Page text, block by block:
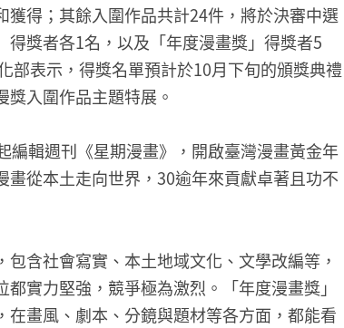
得；其餘入圍作品共計24件，將於決審中選
獎者各1名，以及「年度漫畫獎」得獎者5
部表示，得獎名單預計於10月下旬的頒獎典禮
入圍作品主題特展。
輯週刊《星期漫畫》，開啟臺灣漫畫黃金年
從本土走向世界，30逾年來貢獻卓著且功不
含社會寫實、本土地域文化、文學改編等，
實力堅強，競爭極為激烈。「年度漫畫獎」
畫風、劇本、分鏡與題材等各方面，都能看